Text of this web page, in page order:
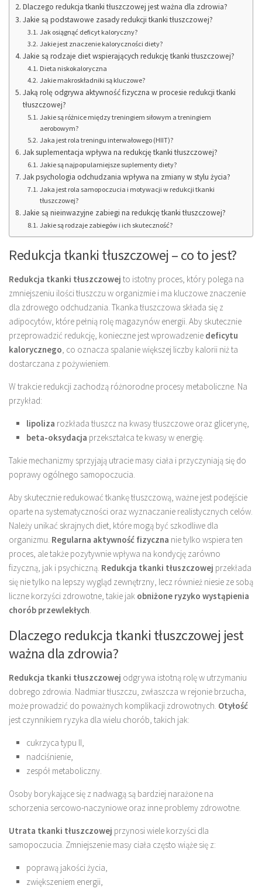
Dlaczego redukcja tkanki tłuszczowej jest ważna dla zdrowia?
Jakie są podstawowe zasady redukcji tkanki tłuszczowej?
Jak osiągnąć deficyt kaloryczny?
Jakie jest znaczenie kaloryczności diety?
Jakie są rodzaje diet wspierających redukcję tkanki tłuszczowej?
Dieta niskokaloryczna
Jakie makroskładniki są kluczowe?
Jaką rolę odgrywa aktywność fizyczna w procesie redukcji tkanki
tłuszczowej?
Jakie są różnice między treningiem siłowym a treningiem
aerobowym?
Jaka jest rola treningu interwałowego (HIIT)?
Jak suplementacja wpływa na redukcję tkanki tłuszczowej?
Jakie są najpopularniejsze suplementy diety?
Jak psychologia odchudzania wpływa na zmiany w stylu życia?
Jaka jest rola samopoczucia i motywacji w redukcji tkanki
tłuszczowej?
Jakie są nieinwazyjne zabiegi na redukcję tkanki tłuszczowej?
Jakie są rodzaje zabiegów i ich skuteczność?
Redukcja tkanki tłuszczowej – co to jest?
Redukcja tkanki tłuszczowej to istotny proces, który polega na
zmniejszeniu ilości tłuszczu w organizmie i ma kluczowe znaczenie
dla zdrowego odchudzania. Tkanka tłuszczowa składa się z
adipocytów, które pełnią rolę magazynów energii. Aby skutecznie
przeprowadzić redukcję, konieczne jest wprowadzenie deficytu
kalorycznego, co oznacza spalanie większej liczby kalorii niż ta
dostarczana z pożywieniem.
W trakcie redukcji zachodzą różnorodne procesy metaboliczne. Na
przykład:
lipoliza rozkłada tłuszcz na kwasy tłuszczowe oraz glicerynę,
beta-oksydacja przekształca te kwasy w energię.
Takie mechanizmy sprzyjają utracie masy ciała i przyczyniają się do
poprawy ogólnego samopoczucia.
Aby skutecznie redukować tkankę tłuszczową, ważne jest podejście
oparte na systematyczności oraz wyznaczanie realistycznych celów.
Należy unikać skrajnych diet, które mogą być szkodliwe dla
organizmu. Regularna aktywność fizyczna nie tylko wspiera ten
proces, ale także pozytywnie wpływa na kondycję zarówno
fizyczną, jak i psychiczną. Redukcja tkanki tłuszczowej przekłada
się nie tylko na lepszy wygląd zewnętrzny, lecz również niesie ze sobą
liczne korzyści zdrowotne, takie jak obniżone ryzyko wystąpienia
chorób przewlekłych.
Dlaczego redukcja tkanki tłuszczowej jest
ważna dla zdrowia?
Redukcja tkanki tłuszczowej odgrywa istotną rolę w utrzymaniu
dobrego zdrowia. Nadmiar tłuszczu, zwłaszcza w rejonie brzucha,
może prowadzić do poważnych komplikacji zdrowotnych. Otyłość
jest czynnikiem ryzyka dla wielu chorób, takich jak:
cukrzyca typu II,
nadciśnienie,
zespół metaboliczny.
Osoby borykające się z nadwagą są bardziej narażone na
schorzenia sercowo-naczyniowe oraz inne problemy zdrowotne.
Utrata tkanki tłuszczowej przynosi wiele korzyści dla
samopoczucia. Zmniejszenie masy ciała często wiąże się z:
poprawą jakości życia,
zwiększeniem energii,